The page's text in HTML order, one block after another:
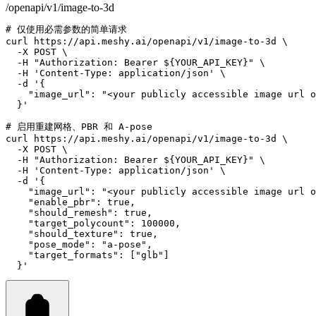
/openapi/v1/image-to-3d
# 仅使用必需参数的简单请求
curl
https://api.meshy.ai/openapi/v1/image-to-3d
\
-X POST \
-H
"Authorization: Bearer ${YOUR_API_KEY}"
\
-H
'Content-Type: application/json'
\
-d
'{
"image_url": "<your publicly accessible image url
  }'
# 启用重建网格、PBR 和 A-pose
curl
https://api.meshy.ai/openapi/v1/image-to-3d
\
-X POST \
-H
"Authorization: Bearer ${YOUR_API_KEY}"
\
-H
'Content-Type: application/json'
\
-d
'{
"image_url": "<your publicly accessible image url
    "enable_pbr": true,
    "should_remesh": true,
    "target_polycount": 100000,
    "should_texture": true,
    "pose_mode": "a-pose",
    "target_formats": ["glb"]
  }'